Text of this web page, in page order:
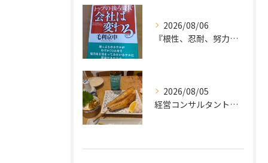
2026/08/06
『根性、忍耐、努力という言葉は死語なのか』
2026/08/05
経営コンサルタントのモーちゃん・毛利京申です。